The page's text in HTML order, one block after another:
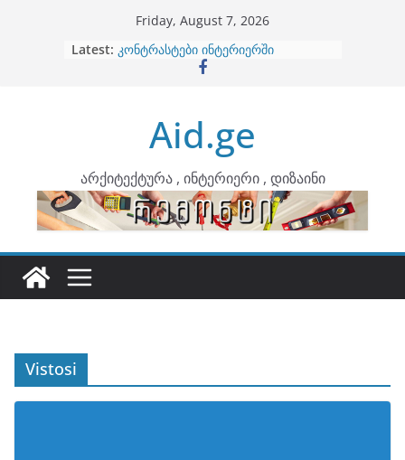
Friday, August 7, 2026
Latest: ბინების გაერთიანება
კონტრასტები ინტერიერში
ინტერიერის დიზიანი
არტემიდი წარმოგიდგენთ
Aid.ge
არქიტექტურა , ინტერიერი , დიზაინი
Vistosi